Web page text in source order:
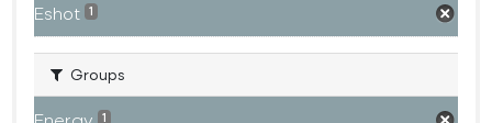
Eshot 1
Groups
1